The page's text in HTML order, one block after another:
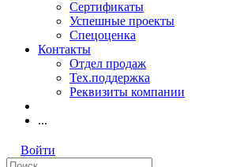
Сертификаты
Успешные проекты
Спецоценка
Контакты
Отдел продаж
Тех.поддержка
Реквизиты компании
...
Войти